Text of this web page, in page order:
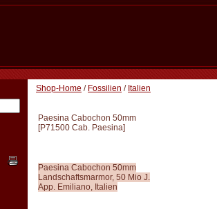
Shop-Home / Fossilien / Italien
Paesina Cabochon 50mm
[P71500 Cab. Paesina]
Paesina Cabochon 50mm
Landschaftsmarmor, 50 Mio J.
App. Emiliano, Italien